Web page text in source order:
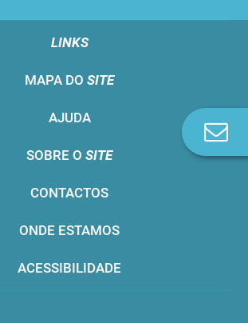
LINKS
MAPA DO SITE
AJUDA
SOBRE O SITE
CONTACTOS
ONDE ESTAMOS
ACESSIBILIDADE